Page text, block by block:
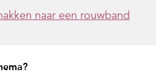
naar een rouwband